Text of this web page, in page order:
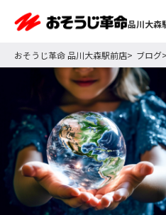
品川大森
おそうじ革命 品川大森駅前店 ブログ